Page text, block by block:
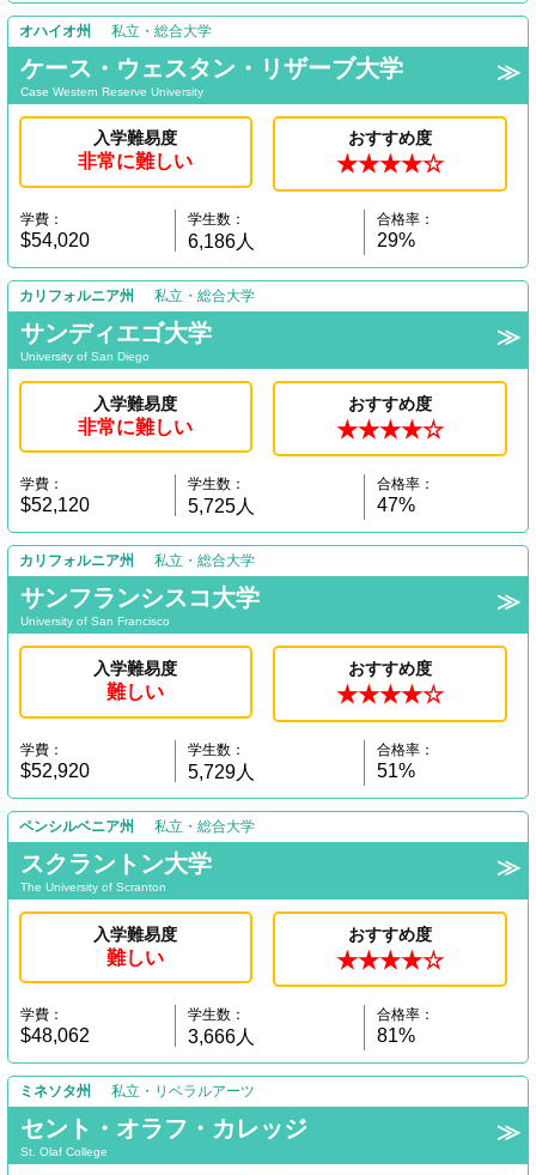
オハイオ州 私立・総合大学
ケース・ウェスタン・リザーブ大学
Case Western Reserve University
入学難易度
非常に難しい
おすすめ度
★★★★☆
学費：
$54,020
学生数：
6,186人
合格率：
29%
カリフォルニア州 私立・総合大学
サンディエゴ大学
University of San Diego
入学難易度
非常に難しい
おすすめ度
★★★★☆
学費：
$52,120
学生数：
5,725人
合格率：
47%
カリフォルニア州 私立・総合大学
サンフランシスコ大学
University of San Francisco
入学難易度
難しい
おすすめ度
★★★★☆
学費：
$52,920
学生数：
5,729人
合格率：
51%
ペンシルベニア州 私立・総合大学
スクラントン大学
The University of Scranton
入学難易度
難しい
おすすめ度
★★★★☆
学費：
$48,062
学生数：
3,666人
合格率：
81%
ミネソタ州 私立・リベラルアーツ
セント・オラフ・カレッジ
St. Olaf College